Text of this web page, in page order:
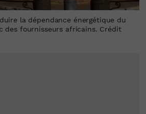
la dépendance énergétique du
des fournisseurs africains. Crédit